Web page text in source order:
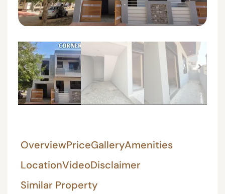
OverviewPriceGalleryAmenities
LocationVideoDisclaimer
Similar Property